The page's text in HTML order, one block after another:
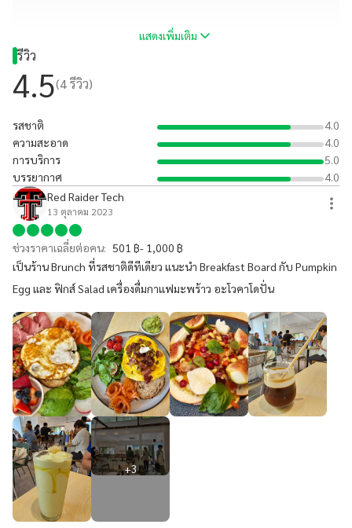
แสดงเพิ่มเติม
รีวิว
4.5(4รีวิว)
รสชาติ
4.0
ความสะอาด
4.0
การบริการ
5.0
บรรยากาศ
4.0
Red Raider Tech
13 ตุลาคม 2023
ช่วงราคาเฉลี่ยต่อคน: 501 ฿- 1,000 ฿
เป็นร้าน Brunch ที่รสชาติดีทีเดียว แนะนำ Breakfast Board กับ Pumpkin
Egg และ ฟิกส์ Salad เครื่องดื่มกาแฟมะพร้าว อะโวคาโดปั่น
+3